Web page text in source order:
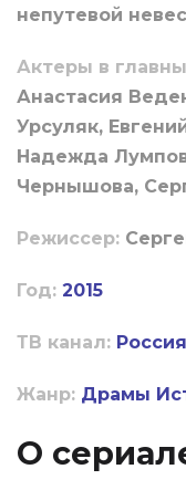
непутевой
Актеры в
Анастасия
Урсуляк,
Надежда
Чернышова,
Режиссер:
Год: 2015
ТВ канал:
Жанр: Драмы
О